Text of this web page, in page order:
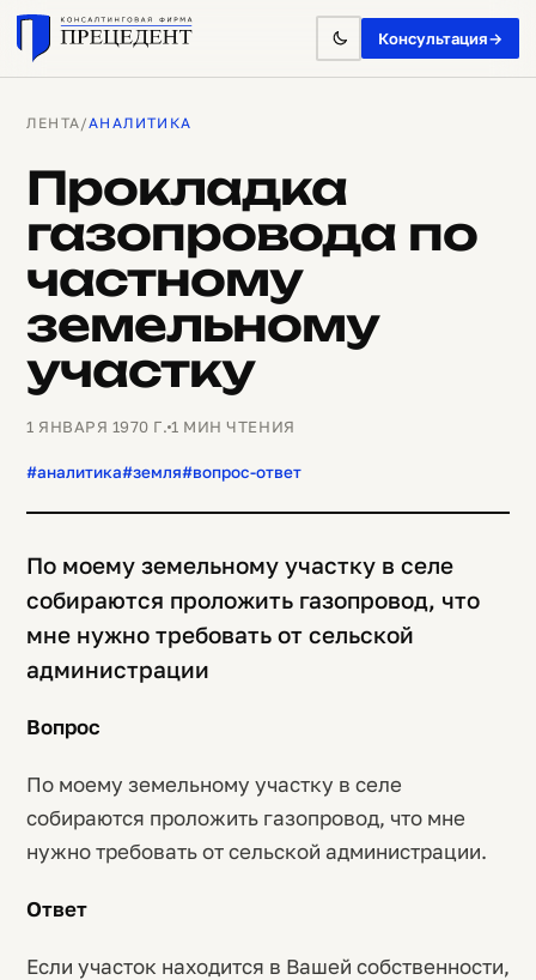
Консультация→
ЛЕНТА/АНАЛИТИКА
Прокладка
газопровода по
частному
земельному
участку
1 ЯНВАРЯ 1970 Г.1 МИН ЧТЕНИЯ
#аналитика#земля#вопрос-ответ
По моему земельному участку в селе
собираются проложить газопровод, что
мне нужно требовать от сельской
администрации
Вопрос
По моему земельному участку в селе
собираются проложить газопровод, что мне
нужно требовать от сельской администрации.
Ответ
Если участок находится в Вашей собственности,